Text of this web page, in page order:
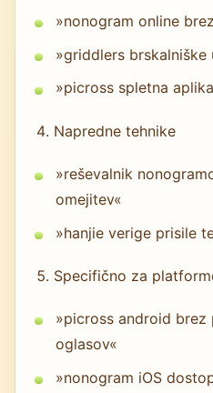
»nonogram online
»griddlers brskalniške
»picross spletna
Napredne tehnike
»reševalnik
omejitev«
»hanjie verige prisile
Specifično za
»picross android brez
oglasov«
»nonogram iOS